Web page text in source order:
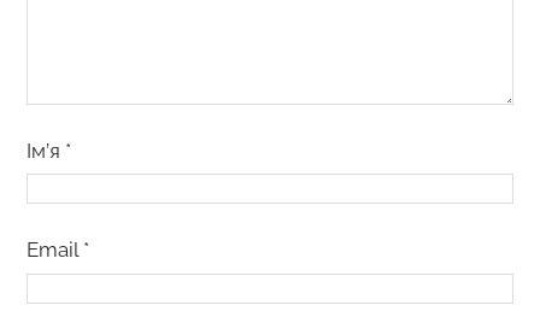
Ім’я *
Email *